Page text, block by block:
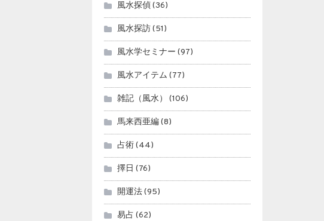
風水探偵(36)
風水探訪(51)
風水学セミナー (97)
風水アイテム (77)
雑記（風水） (106)
馬来西亜編(8)
占術(44)
擇日 (76)
開運法(95)
易占 (62)